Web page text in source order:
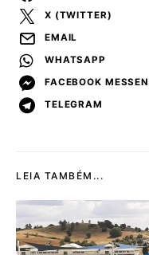
X (TWITTER)
EMAIL
WHATSAPP
FACEBOOK
TELEGRAM
LEIA TAMBÉM...